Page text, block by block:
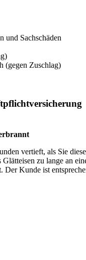
und Sachschäden
(gegen Zuschlag)
vertieft, als Sie
Glätteisen zu lange an
Der Kunde ist